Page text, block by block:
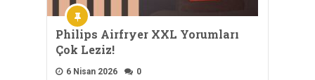
Philips Airfryer XXL Yorumları
Çok Leziz!
6 Nisan 2026 0